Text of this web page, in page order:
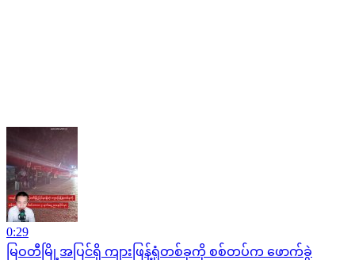
0:29
မြဝတီမြို့အပြင်ရှိ ကျားဖြန့်ရုံတစ်ခုကို စစ်တပ်က ဖောက်ခွဲ